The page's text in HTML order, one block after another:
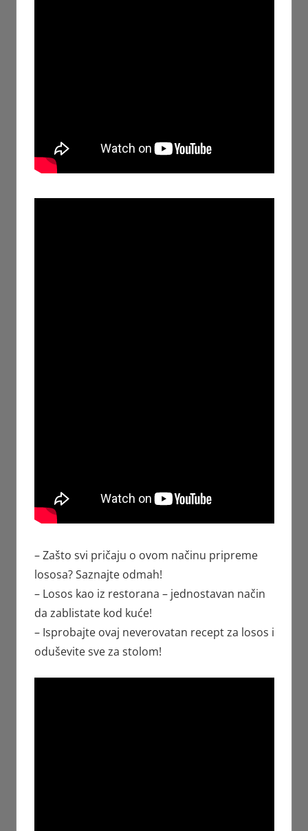
– Zašto svi pričaju o ovom načinu pripreme
lososa? Saznajte odmah!
– Losos kao iz restorana – jednostavan način
da zablistate kod kuće!
– Isprobajte ovaj neverovatan recept za losos i
oduševite sve za stolom!